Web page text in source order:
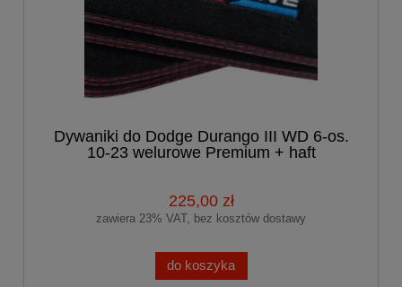
Dywaniki do Dodge Durango III WD 6-os.
10-23 welurowe Premium + haft
225,00 zł
zawiera 23% VAT, bez kosztów dostawy
do koszyka